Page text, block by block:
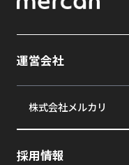
運営会社
株式会社メルカリ
採用情報